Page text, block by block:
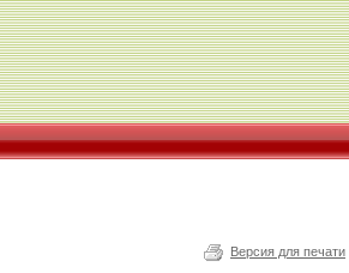
Версия для печати